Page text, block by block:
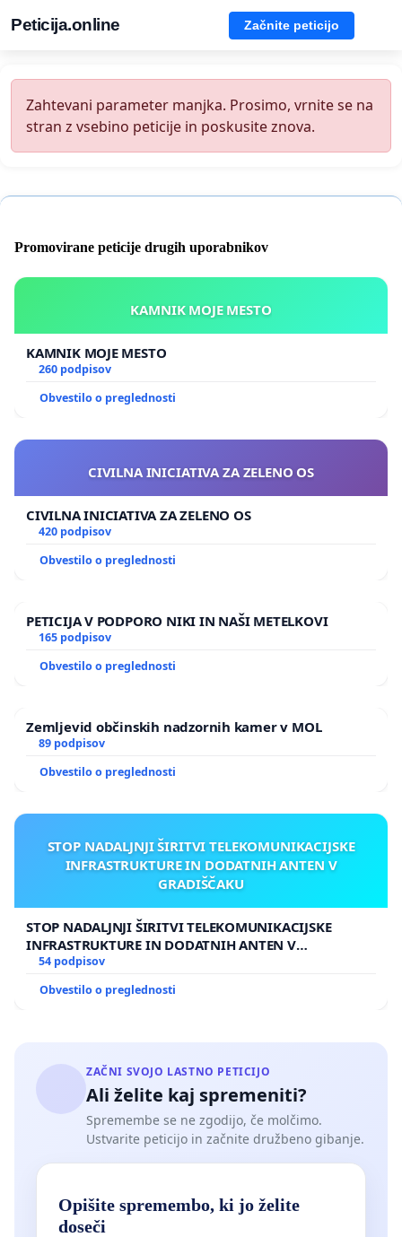
Peticija.online Začnite peticijo
Zahtevani parameter manjka. Prosimo, vrnite se na
stran z vsebino peticije in poskusite znova.
Promovirane peticije drugih uporabnikov
KAMNIK MOJE MESTO
KAMNIK MOJE MESTO
260 podpisov
Obvestilo o preglednosti
CIVILNA INICIATIVA ZA ZELENO OS
CIVILNA INICIATIVA ZA ZELENO OS
420 podpisov
Obvestilo o preglednosti
PETICIJA V PODPORO NIKI IN NAŠI METELKOVI
165 podpisov
Obvestilo o preglednosti
Zemljevid občinskih nadzornih kamer v MOL
89 podpisov
Obvestilo o preglednosti
STOP NADALJNJI ŠIRITVI TELEKOMUNIKACIJSKE
INFRASTRUKTURE IN DODATNIH ANTEN V
GRADIŠČAKU
STOP NADALJNJI ŠIRITVI TELEKOMUNIKACIJSKE
INFRASTRUKTURE IN DODATNIH ANTEN V
GRADIŠČAKU
54 podpisov
Obvestilo o preglednosti
ZAČNI SVOJO LASTNO PETICIJO
Ali želite kaj spremeniti?
Spremembe se ne zgodijo, če molčimo.
Ustvarite peticijo in začnite družbeno gibanje.
Opišite spremembo, ki jo želite
doseči